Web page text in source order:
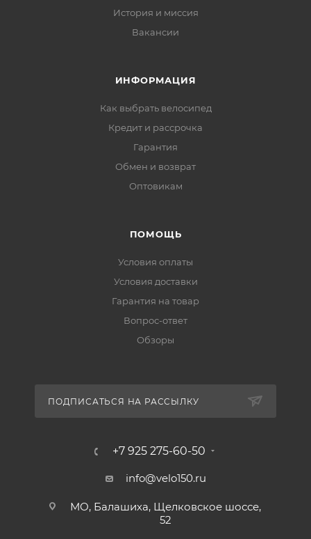
История и миссия
Вакансии
ИНФОРМАЦИЯ
Как выбрать велосипед
Кредит и рассрочка
Гарантия
Обмен и возврат
Оптовикам
ПОМОЩЬ
Условия оплаты
Условия доставки
Гарантия на товар
Вопрос-ответ
Обзоры
ПОДПИСАТЬСЯ НА РАССЫЛКУ
+7 925 275-60-50
info@velo150.ru
МО, Балашиха, Щелковское шоссе,
52